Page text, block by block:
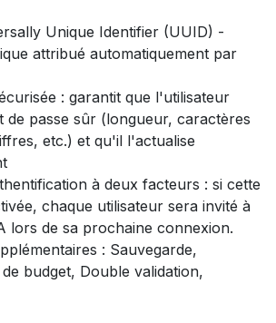
Unique Identifier (UUID) -
attribué automatiquement par
: garantit que l'utilisateur
de passe sûr (longueur, caractères
etc.) et qu'il l'actualise
à deux facteurs : si cette
chaque utilisateur sera invité à
lors de sa prochaine connexion.
: Sauvegarde,
budget, Double validation,